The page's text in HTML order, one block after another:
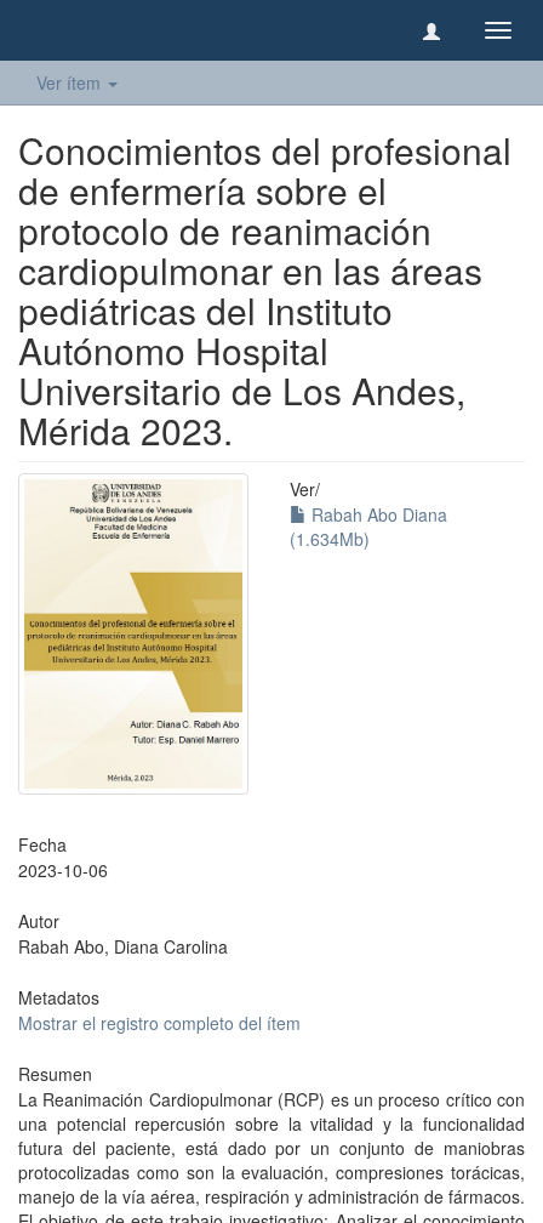
Ver ítem
Conocimientos del profesional
de enfermería sobre el
protocolo de reanimación
cardiopulmonar en las áreas
pediátricas del Instituto
Autónomo Hospital
Universitario de Los Andes,
Mérida 2023.
Ver/
Rabah Abo Diana
(1.634Mb)
Fecha
2023-10-06
Autor
Rabah Abo, Diana Carolina
Metadatos
Mostrar el registro completo del ítem
Resumen
La Reanimación Cardiopulmonar (RCP) es un proceso crítico con
una potencial repercusión sobre la vitalidad y la funcionalidad
futura del paciente, está dado por un conjunto de maniobras
protocolizadas como son la evaluación, compresiones torácicas,
manejo de la vía aérea, respiración y administración de fármacos.